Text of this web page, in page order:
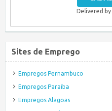
Delivered by
Sites de Emprego
Empregos Pernambuco
Empregos Paraiba
Empregos Alagoas